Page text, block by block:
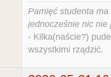
Pamięć studenta
jednocześnie nic nie
- Kilka(naście?)
wszystkimi rządzić.